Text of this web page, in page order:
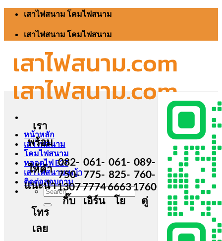
Skip
content
เสาไฟสนาม โคมไฟสนาม
เสาไฟสนาม โคมไฟสนาม
หน้าหลัก
เสาไฟสนาม
โคมไฟสนาม
หลอดไฟ E27
เสาไฟสนามหญ้า
ติดต่อสอบถาม
Search
for:
เรา
พร้อม
ให้คำ
แนะนำ
โทร
เลย
082-
750-
1307
กิ๊บ
061-
775-
7774
เอิร์น
061-
825-
6663
โย
089-
760-
1760
ตู่